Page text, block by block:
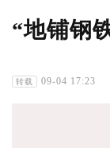
“地铺钢
转载 09-04 17:23